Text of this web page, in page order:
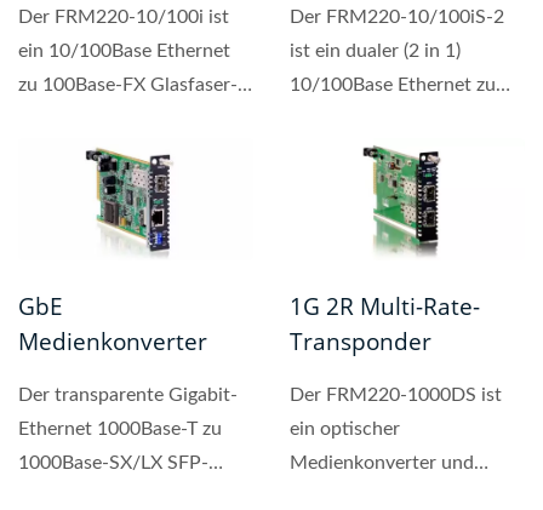
Der FRM220-10/100i ist
ein 10/100Base Ethernet
zu 100Base-FX Glasfaser-
Der FRM220-10/100iS-2
ist ein dualer (2 in 1)
10/100Base Ethernet zu
Slide-in-Kartenkonverter,...
GbE
Medienkonverter
Der transparente Gigabit-
Ethernet 1000Base-T zu
1000Base-SX/LX SFP-
1G 2R Multi-Rate-
Transponder
Der FRM220-1000DS ist
ein optischer
Medienkonverter und